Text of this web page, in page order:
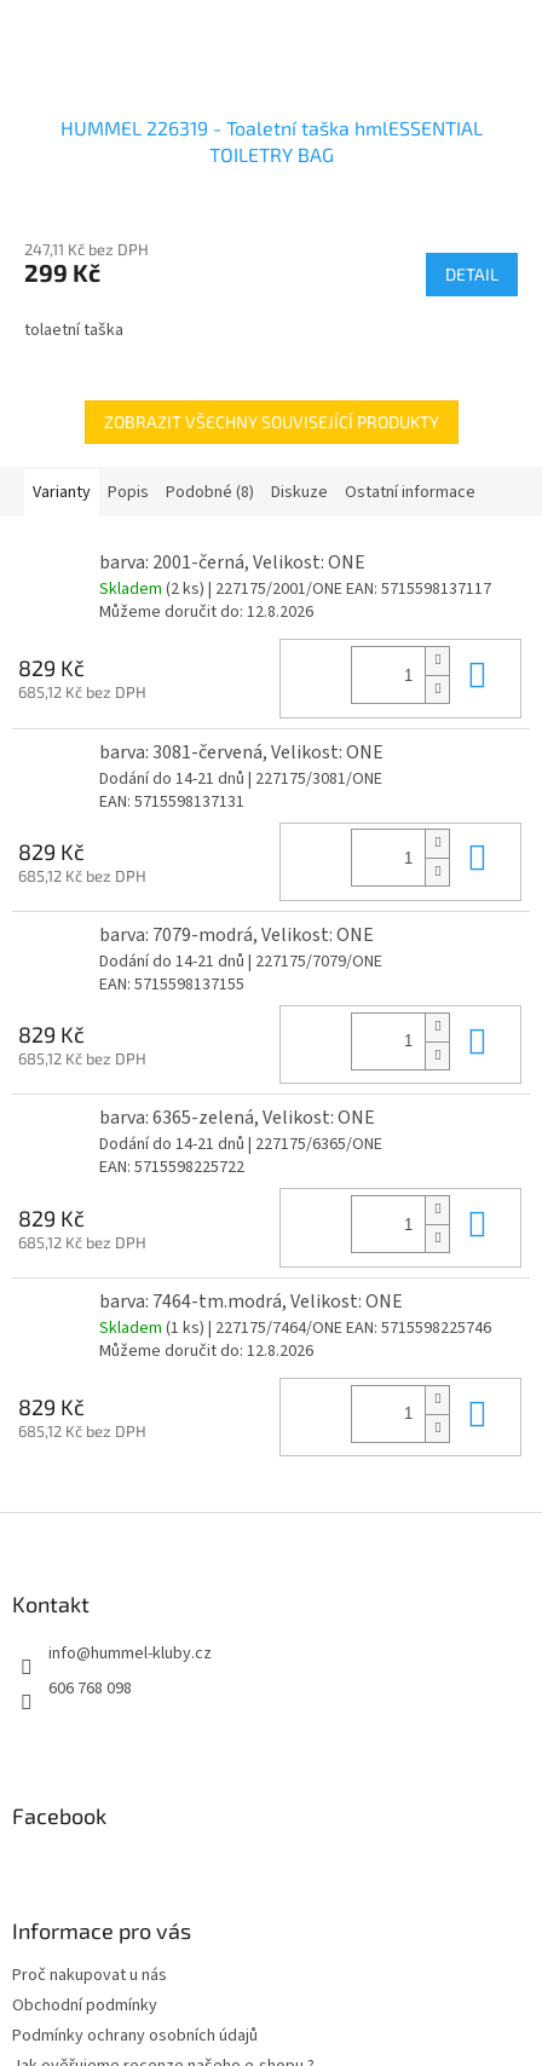
HUMMEL 226319 - Toaletní taška hmlESSENTIAL
TOILETRY BAG
247,11 Kč bez DPH
299 Kč DETAIL
tolaetní taška
ZOBRAZIT VŠECHNY SOUVISEJÍCÍ PRODUKTY
Varianty Popis Podobné (8) Diskuze Ostatní informace
barva: 2001-černá, Velikost: ONE
Skladem (2 ks) | 227175/2001/ONEEAN: 5715598137117
Můžeme doručit do: 12.8.2026
829 Kč
685,12 Kč bez DPH
barva: 3081-červená, Velikost: ONE
Dodání do 14-21 dnů | 227175/3081/ONE
EAN: 5715598137131
829 Kč
685,12 Kč bez DPH
barva: 7079-modrá, Velikost: ONE
Dodání do 14-21 dnů | 227175/7079/ONE
EAN: 5715598137155
829 Kč
685,12 Kč bez DPH
barva: 6365-zelená, Velikost: ONE
Dodání do 14-21 dnů | 227175/6365/ONE
EAN: 5715598225722
829 Kč
685,12 Kč bez DPH
barva: 7464-tm.modrá, Velikost: ONE
Skladem (1 ks) | 227175/7464/ONEEAN: 5715598225746
Můžeme doručit do: 12.8.2026
829 Kč
685,12 Kč bez DPH
Kontakt
info@hummel-kluby.cz
606 768 098
Facebook
Informace pro vás
Proč nakupovat u nás
Obchodní podmínky
Podmínky ochrany osobních údajů